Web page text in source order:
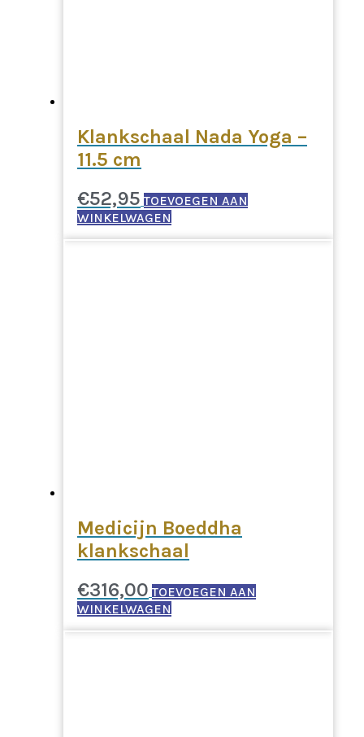
Klankschaal Nada Yoga –
11.5 cm
€52,95 TOEVOEGEN AAN
WINKELWAGEN
Medicijn Boeddha
klankschaal
€316,00 TOEVOEGEN AAN
WINKELWAGEN